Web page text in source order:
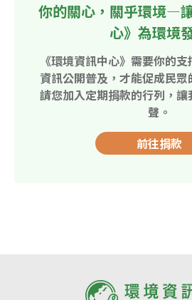
你的關心，關乎環境—
心》為環境
《環境資訊中心》需要你的
資訊公開普及，才能促成民
請您加入定期捐款的行列，
聲。
前往捐款